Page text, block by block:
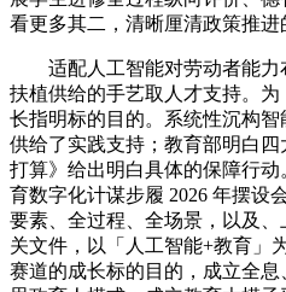
看更多其二，清晰厘清政策推进
适配人工智能对劳动者能力
扶植供给的手艺取人才支持。
长指明标的目的。系统性沉构
供给了实践支持；教育部明白
打算》给出明白具体的保障行
育数字化计谋步履 2026 年摆设
要素、全过程、全场景，以及
关文件，以「人工智能+教育」
赛道的成长标的目的，成立全